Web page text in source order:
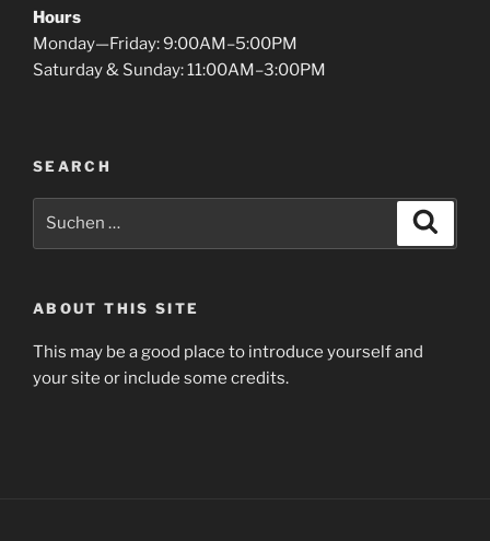
Hours
Monday—Friday: 9:00AM–5:00PM
Saturday & Sunday: 11:00AM–3:00PM
SEARCH
ABOUT THIS SITE
This may be a good place to introduce yourself and
your site or include some credits.